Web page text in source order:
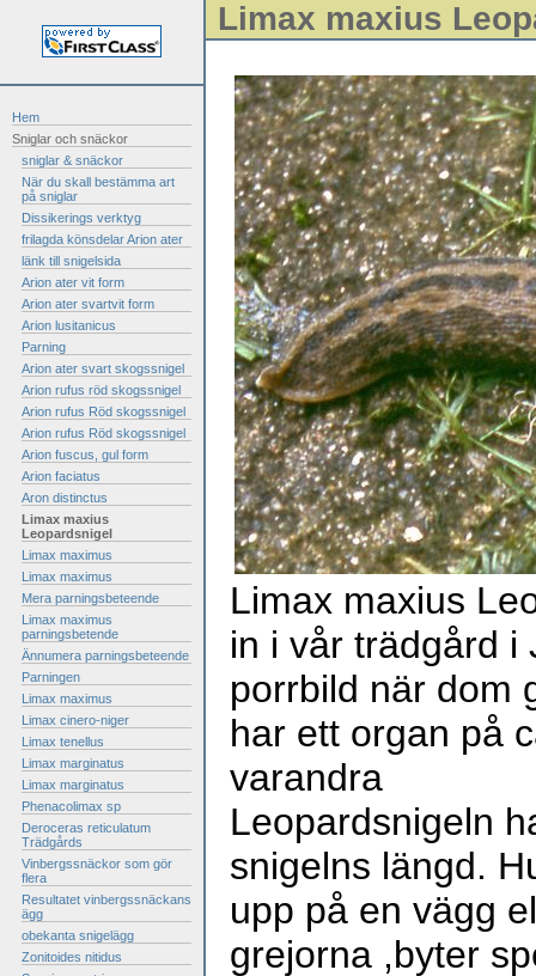
Hem
Sniglar och snäckor
sniglar & snäckor
När du skall bestämma art
på sniglar
Dissikerings verktyg
frilagda könsdelar Arion ater
länk till snigelsida
Arion ater vit form
Arion ater svartvit form
Arion lusitanicus
Parning
Arion ater svart skogssnigel
Arion rufus röd skogssnigel
Arion rufus Röd skogssnigel
Arion rufus Röd skogssnigel
Arion fuscus, gul form
Arion faciatus
Aron distinctus
Limax maxius
Leopardsnigel
Limax maximus
Limax maximus
Mera parningsbeteende
Limax maximus
parningsbetende
Ännumera parningsbeteende
Parningen
Limax maximus
Limax cinero-niger
Limax tenellus
Limax marginatus
Limax marginatus
Phenacolimax sp
Deroceras reticulatum
Trädgårds
Vinbergssnäckor som gör
flera
Resultatet vinbergssnäckans
ägg
obekanta snigelägg
Zonitoides nitidus
Limax maxius
Limax maxius
in i vår trädgård i
porrbild när dom
har ett organ på
varandra
Leopardsnigeln
snigelns längd.
upp på en vägg
grejorna ,byter